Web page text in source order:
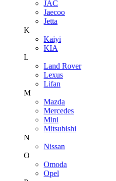
JAC
Jaecoo
Jetta
K
Kaiyi
KIA
L
Land Rover
Lexus
Lifan
M
Mazda
Mercedes
Mini
Mitsubishi
N
Nissan
O
Omoda
Opel